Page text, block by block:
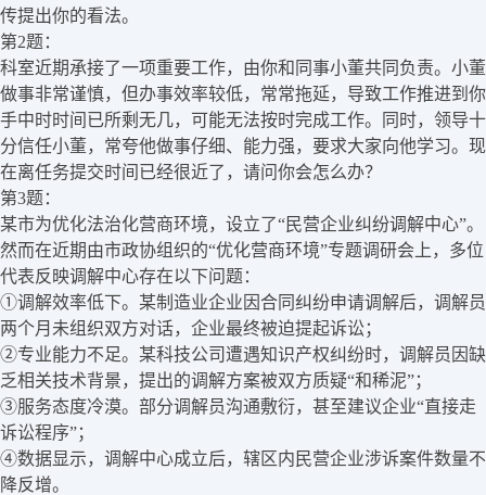
传提出你的看法。
第2题：
科室近期承接了一项重要工作，由你和同事小董共同负责。小董
做事非常谨慎，但办事效率较低，常常拖延，导致工作推进到你
手中时时间已所剩无几，可能无法按时完成工作。同时，领导十
分信任小董，常夸他做事仔细、能力强，要求大家向他学习。现
在离任务提交时间已经很近了，请问你会怎么办？
第3题：
某市为优化法治化营商环境，设立了“民营企业纠纷调解中心”。
然而在近期由市政协组织的“优化营商环境”专题调研会上，多位
代表反映调解中心存在以下问题：
①调解效率低下。某制造业企业因合同纠纷申请调解后，调解员
两个月未组织双方对话，企业最终被迫提起诉讼；
②专业能力不足。某科技公司遭遇知识产权纠纷时，调解员因缺
乏相关技术背景，提出的调解方案被双方质疑“和稀泥”；
③服务态度冷漠。部分调解员沟通敷衍，甚至建议企业“直接走
诉讼程序”；
④数据显示，调解中心成立后，辖区内民营企业涉诉案件数量不
降反增。